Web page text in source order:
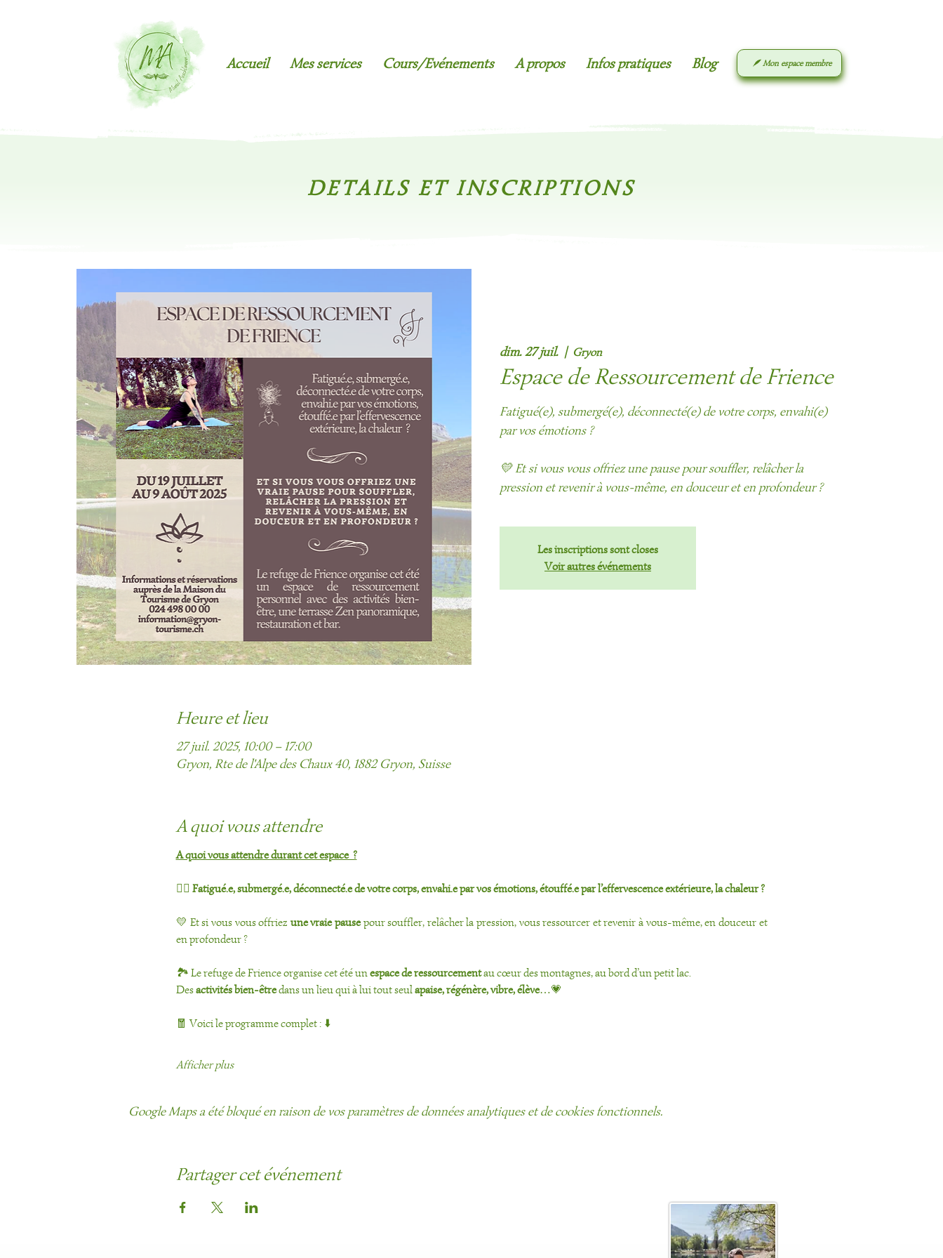
Accueil Mes services Cours/Evénements A propos Infos pratiques Blog 🪶 Mon espace membre
DETAILS ET INSCRIPTIONS
dim. 27 juil.
  |
Gryon
Espace de Ressourcement de Frience
Fatigué(e), submergé(e), déconnecté(e) de votre corps, envahi(e)
par vos émotions ?
💛 Et si vous vous offriez une pause pour souffler, relâcher la
pression et revenir à vous-même, en douceur et en profondeur ?
Les inscriptions sont closes
Voir autres événements
Heure et lieu
27 juil. 2025, 10:00 – 17:00
Gryon, Rte de l'Alpe des Chaux 40, 1882 Gryon, Suisse
A quoi vous attendre
A quoi vous attendre durant cet espace  ?
🖐🏻 Fatigué.e, submergé.e, déconnecté.e de votre corps, envahi.e par vos émotions, étouffé.e par l’effervescence extérieure, la chaleur ?
💛 Et si vous vous offriez une vraie pause pour souffler, relâcher la pression, vous ressourcer et revenir à vous-même, en douceur et
en profondeur ?
🏞️ Le refuge de Frience organise cet été un espace de ressourcement au cœur des montagnes, au bord d’un petit lac.
Des activités bien-être dans un lieu qui à lui tout seul apaise, régénère, vibre, élève…💗
🧧 Voici le programme complet : ⬇️
Afficher plus
Google Maps a été bloqué en raison de vos paramètres de données analytiques et de cookies fonctionnels.
Partager cet événement